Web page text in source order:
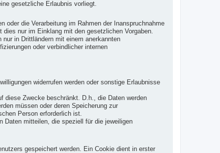
gesetzliche Erlaubnis vorliegt.
oder die Verarbeitung im Rahmen der Inanspruchnahme
nur im Einklang mit den gesetzlichen Vorgaben.
in Drittländern mit einem anerkannten
oder verbindlicher internen
widerrufen werden oder sonstige Erlaubnisse
diese Zwecke beschränkt. D.h., die Daten werden
müssen oder deren Speicherung zur
Person erforderlich ist.
Daten mitteilen, die speziell für die jeweiligen
gespeichert werden. Ein Cookie dient in erster